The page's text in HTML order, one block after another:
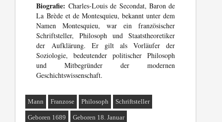
Biografie: Charles-Louis de Secondat, Baron de
La Brède et de Montesquieu, bekannt unter dem
Namen Montesquieu, war ein französischer
Schriftsteller, Philosoph und Staatstheoretiker
der Aufklärung. Er gilt als Vorläufer der
Soziologie, bedeutender politischer Philosoph
und Mitbegründer der modernen
Geschichtswissenschaft.
Mann Franzose Philosoph Schriftsteller
Geboren 1689 Geboren 18. Januar